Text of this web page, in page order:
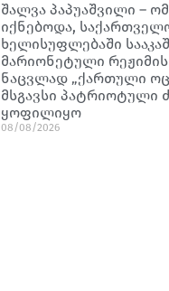
შალვა პაპუაშვილი –
იქნებოდა,
ხელისუფლებაში
მარიონეტული რეჟიმის
ნაცვლად „ქართული
მსგავსი პატრიოტული
ყოფილიყო
08/08/2026